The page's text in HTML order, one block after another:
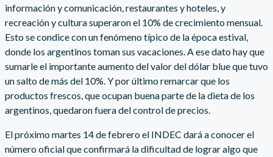
información y comunicación, restaurantes y hoteles, y
recreación y cultura superaron el 10% de crecimiento mensual.
Esto se condice con un fenómeno típico de la época estival,
donde los argentinos toman sus vacaciones. A ese dato hay que
sumarle el importante aumento del valor del dólar blue que tuvo
un salto de más del 10%. Y por último remarcar que los
productos frescos, que ocupan buena parte de la dieta de los
argentinos, quedaron fuera del control de precios.
El próximo martes 14 de febrero el INDEC dará a conocer el
número oficial que confirmará la dificultad de lograr algo que